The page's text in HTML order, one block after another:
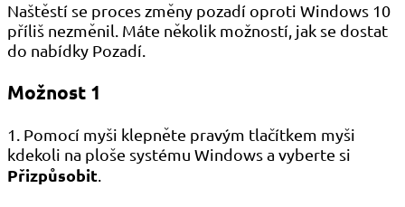
Naštěstí se proces změny pozadí oproti Windows 10
příliš nezměnil. Máte několik možností, jak se dostat
do nabídky Pozadí.
Možnost 1
1. Pomocí myši klepněte pravým tlačítkem myši
kdekoli na ploše systému Windows a vyberte si
Přizpůsobit